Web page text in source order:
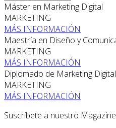
Máster en Marketing Digital
MARKETING
MÁS INFORMACIÓN
Maestría en Diseño y
MARKETING
MÁS INFORMACIÓN
Diplomado de Marketing
MARKETING
MÁS INFORMACIÓN
Suscríbete a nuestro Magazine